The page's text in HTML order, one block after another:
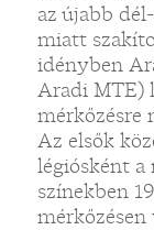
az újabb
miatt
idényben
Aradi MTE)
mérkőzésre
Az elsők
légiósként
színekben